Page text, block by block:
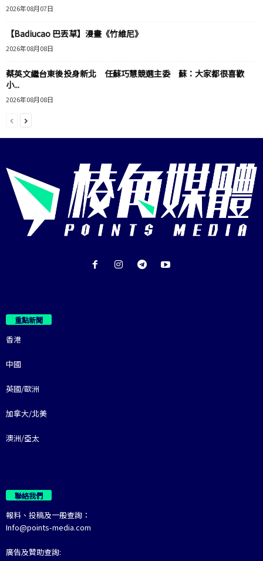
2026年08月07日
【Badiucao 巴丟草】漫畫《竹維尼》
2026年08月08日
蔡英文繼台東後投身新北 任蘇巧慧競選主委 蘇：大家都很喜歡
小...
2026年08月08日
重點新聞
香港
中國
英國/歐洲
加拿大/北美
澳洲/亞太
聯絡我們
報料、投稿及一般查詢：
Info@points-media.com
廣告及贊助查詢: